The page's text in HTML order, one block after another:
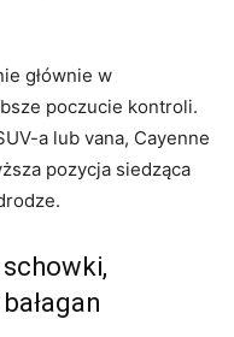
głównie w
poczucie kontroli.
a lub vana, Cayenne
pozycja siedząca